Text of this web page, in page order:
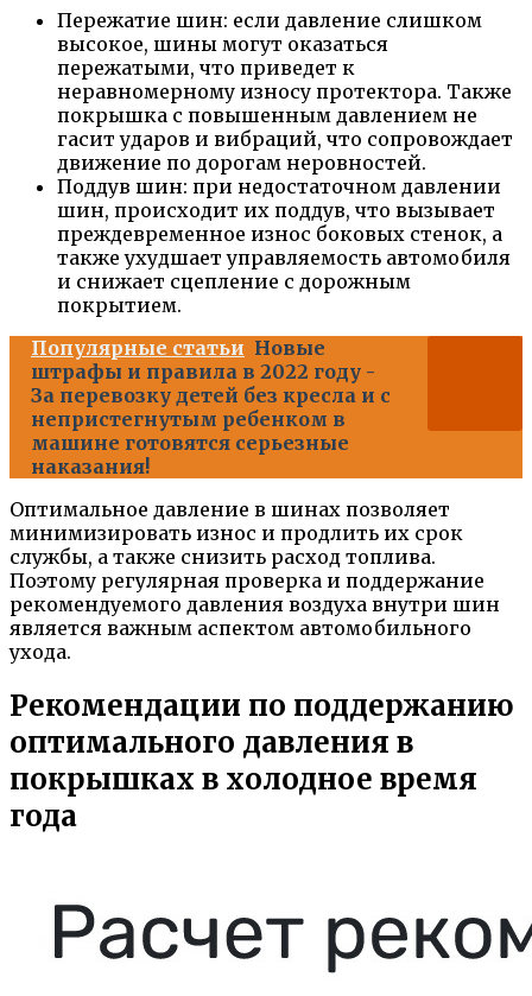
Пережатие шин: если давление слишком
высокое, шины могут оказаться
пережатыми, что приведет к
неравномерному износу протектора. Также
покрышка с повышенным давлением не
гасит ударов и вибраций, что сопровождает
движение по дорогам неровностей.
Поддув шин: при недостаточном давлении
шин, происходит их поддув, что вызывает
преждевременное износ боковых стенок, а
также ухудшает управляемость автомобиля
и снижает сцепление с дорожным
покрытием.
Популярные статьи Новые
штрафы и правила в 2022 году -
За перевозку детей без кресла и с
непристегнутым ребенком в
машине готовятся серьезные
наказания!
Оптимальное давление в шинах позволяет
минимизировать износ и продлить их срок
службы, а также снизить расход топлива.
Поэтому регулярная проверка и поддержание
рекомендуемого давления воздуха внутри шин
является важным аспектом автомобильного
ухода.
Рекомендации по поддержанию
оптимального давления в
покрышках в холодное время
года